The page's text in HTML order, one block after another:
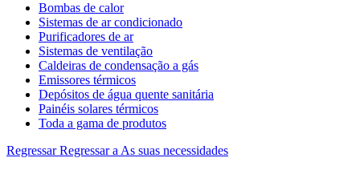
Bombas de calor
Sistemas de ar condicionado
Purificadores de ar
Sistemas de ventilação
Caldeiras de condensação a gás
Emissores térmicos
Depósitos de água quente sanitária
Painéis solares térmicos
Toda a gama de produtos
Regressar Regressar a As suas necessidades